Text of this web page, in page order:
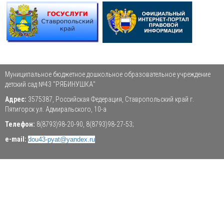
Муниципальное бюджетное дошкольное образовательное учреждение
детский сад №43 "РЯБИНУШКА"
Адрес: 3575387, Российская Федерация, Ставропольский край г.
Пятигорск ул. Адмиральского, 10-а
Телефон: 8(8793)98-20-90, 8(8793)98-27-53;
e-mail: dou43-pyat@yandex.ru